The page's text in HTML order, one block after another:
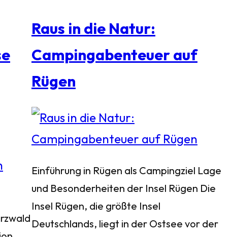
Raus in die Natur:
Campingabenteuer auf
Rügen
Einführung in Rügen als Campingziel Lage
und Besonderheiten der Insel Rügen Die
Insel Rügen, die größte Insel
Deutschlands, liegt in der Ostsee vor der